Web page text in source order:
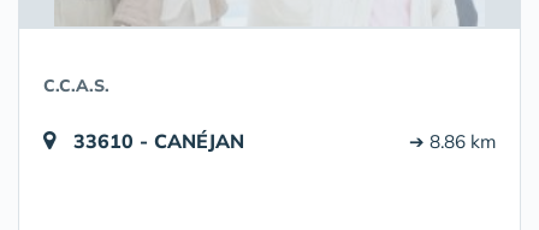
C.C.A.S.
33610 - CANÉJAN ➔ 8.86 km